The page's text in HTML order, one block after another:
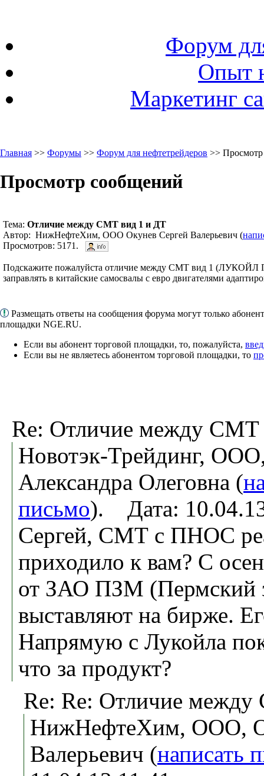
Форум
Опыт
Маркетинг
Главная >> Форумы >> Форум для нефтетрейдеров >>
Просмотр сообщений
Тема: Отличие между СМТ вид 1 и ДТ
Автор: НижНефтеХим, ООО Окунев Сергей Валерьевич (
Просмотров: 5171.
Подскажите пожалуйста отличие между СМТ вид 1
заправлять в китайские самосвалы с евро двигателями
Размещать ответы на сообщения форума могут только
площадки NGE.RU.
Если вы абонент торговой площадки, то, пожалуйста,
Если вы не являетесь абонентом торговой площадки, то
Re: Отличие между
Новотэк-Трейдинг,
Александра Олеговна (
письмо). Дата:
Сергей, СМТ с ПНОС
приходило к вам? С
от ЗАО ПЗМ (Пермский
выставляют на бирже.
Напрямую с Лукойла
что за продукт?
Re: Re: Отличие
НижНефтеХим, ООО,
Валерьевич (написать